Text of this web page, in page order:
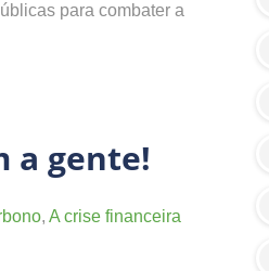
para combater a
a gente!
, A crise financeira